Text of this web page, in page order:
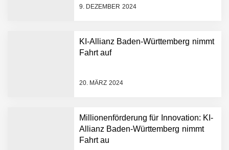
9. DEZEMBER 2024
KI-Allianz Baden-Württemberg nimmt
Fahrt auf
20. MÄRZ 2024
Millionenförderung für Innovation: KI-
Allianz Baden-Württemberg nimmt
Fahrt au
NEURA Robotics gibt
Dollar bekannt, um den
Plattform zu beschleunigen
NEURA Robotics und
Amazon Web Services
starten strategische